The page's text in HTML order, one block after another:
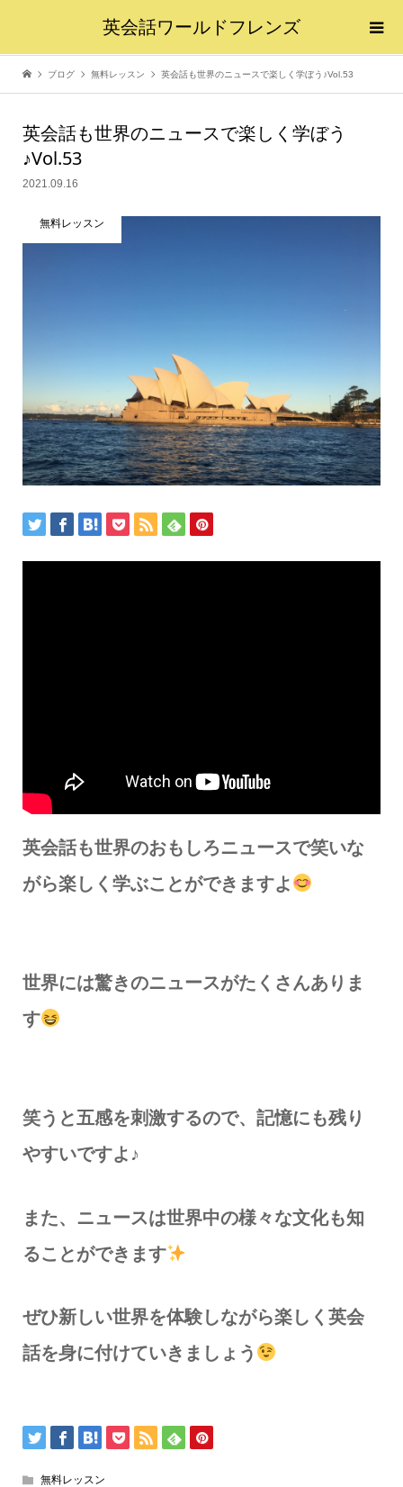
英会話ワールドフレンズ
ブログ 無料レッスン 英会話も世界のニュースで楽しく学ぼう♪Vol.53
英会話も世界のニュースで楽しく学ぼう
♪Vol.53
2021.09.16
無料レッスン
英会話も世界のおもしろニュースで笑いな
がら楽しく学ぶことができますよ
世界には驚きのニュースがたくさんありま
す
笑うと五感を刺激するので、記憶にも残り
やすいですよ♪
また、ニュースは世界中の様々な文化も知
ることができます
ぜひ新しい世界を体験しながら楽しく英会
話を身に付けていきましょう
無料レッスン